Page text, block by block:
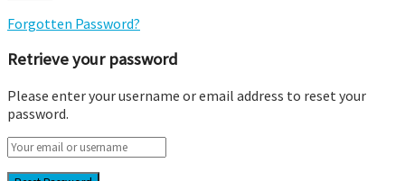
Forgotten Password?
Retrieve your password
Please enter your username or email address to reset your
password.